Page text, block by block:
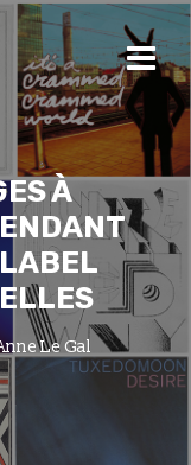
À
Le Gal